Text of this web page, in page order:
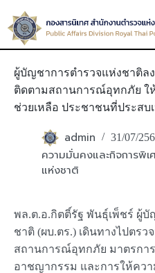
to
content
ผู้บัญชาการตำรวจแห่งชาติล
ติดตามสถานการณ์อุทกภัย ใ
ช่วยเหลือ ประชาชนที่ประสบ
admin 31/07/
ความมั่นคงและกิจการพิเ
แห่งชาติ
พล.ต.อ.กิตติ์รัฐ พันธุ์เพ็ชร์ ผู้บั
ชาติ (ผบ.ตร.) เดินทางไปตรว
สถานการณ์อุทกภัย มาตรกา
อาชญากรรม และการให้คว